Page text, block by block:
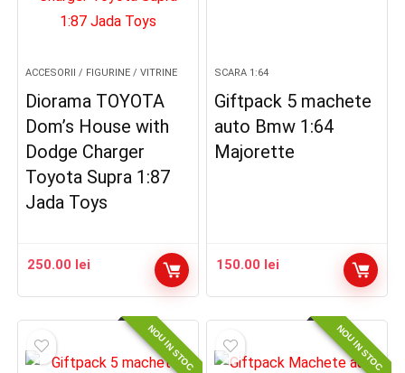
ACCESORII / FIGURINE / VITRINE
Diorama TOYOTA
Dom’s House with
Dodge Charger
Toyota Supra 1:87
Jada Toys
250.00 lei
SCARA 1:64
Giftpack 5 machete
auto Bmw 1:64
Majorette
150.00 lei
NOU IN STOC NOU IN STOC